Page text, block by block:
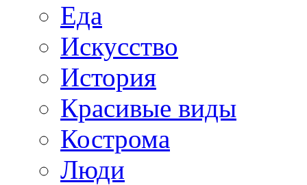
Еда
Искусство
История
Красивые виды
Кострома
Люди